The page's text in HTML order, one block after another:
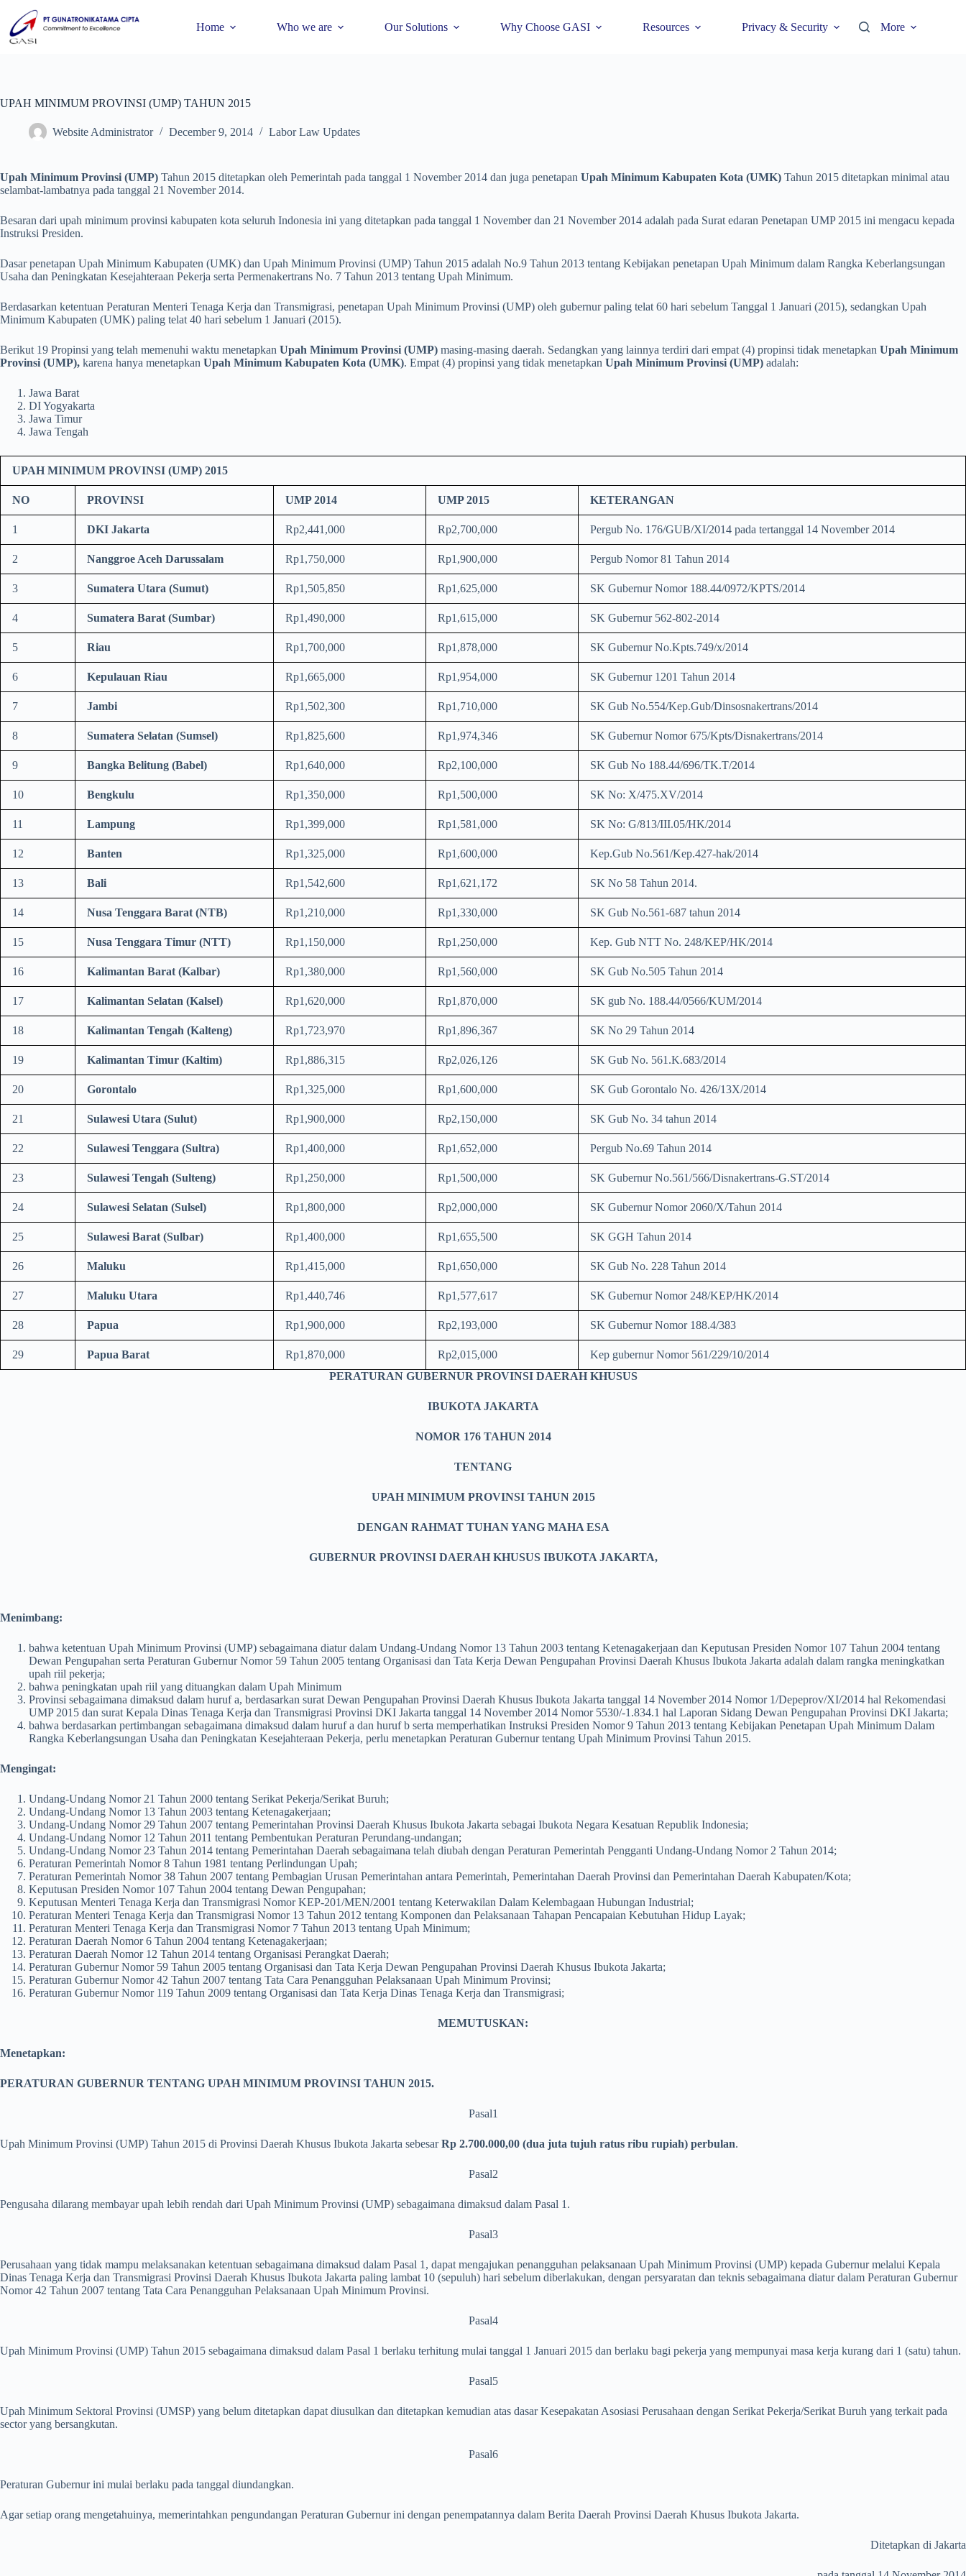
Home Who we are Our Solutions Why Choose GASI Resources Privacy & Security More
UPAH MINIMUM PROVINSI (UMP) TAHUN 2015
Website Administrator December 9, 2014 Labor Law Updates
Upah Minimum Provinsi (UMP) Tahun 2015 ditetapkan oleh Pemerintah pada tanggal 1 November 2014 dan juga penetapan Upah Minimum Kabupaten Kota (UMK) Tahun 2015 ditetapkan minimal atau
selambat-lambatnya pada tanggal 21 November 2014.
Besaran dari upah minimum provinsi kabupaten kota seluruh Indonesia ini yang ditetapkan pada tanggal 1 November dan 21 November 2014 adalah pada Surat edaran Penetapan UMP 2015 ini mengacu kepada
Instruksi Presiden.
Dasar penetapan Upah Minimum Kabupaten (UMK) dan Upah Minimum Provinsi (UMP) Tahun 2015 adalah No.9 Tahun 2013 tentang Kebijakan penetapan Upah Minimum dalam Rangka Keberlangsungan
Usaha dan Peningkatan Kesejahteraan Pekerja serta Permenakertrans No. 7 Tahun 2013 tentang Upah Minimum.
Berdasarkan ketentuan Peraturan Menteri Tenaga Kerja dan Transmigrasi, penetapan Upah Minimum Provinsi (UMP) oleh gubernur paling telat 60 hari sebelum Tanggal 1 Januari (2015), sedangkan Upah
Minimum Kabupaten (UMK) paling telat 40 hari sebelum 1 Januari (2015).
Berikut 19 Propinsi yang telah memenuhi waktu menetapkan Upah Minimum Provinsi (UMP) masing-masing daerah. Sedangkan yang lainnya terdiri dari empat (4) propinsi tidak menetapkan Upah Minimum
Provinsi (UMP), karena hanya menetapkan Upah Minimum Kabupaten Kota (UMK). Empat (4) propinsi yang tidak menetapkan Upah Minimum Provinsi (UMP) adalah:
Jawa Barat
DI Yogyakarta
Jawa Timur
Jawa Tengah
UPAH MINIMUM PROVINSI (UMP) 2015
NO PROVINSI UMP 2014 UMP 2015 KETERANGAN
1 DKI Jakarta Rp2,441,000 Rp2,700,000 Pergub No. 176/GUB/XI/2014 pada tertanggal 14 November 2014
2 Nanggroe Aceh Darussalam Rp1,750,000 Rp1,900,000 Pergub Nomor 81 Tahun 2014
3 Sumatera Utara (Sumut) Rp1,505,850 Rp1,625,000 SK Gubernur Nomor 188.44/0972/KPTS/2014
4 Sumatera Barat (Sumbar) Rp1,490,000 Rp1,615,000 SK Gubernur 562-802-2014
5 Riau Rp1,700,000 Rp1,878,000 SK Gubernur No.Kpts.749/x/2014
6 Kepulauan Riau Rp1,665,000 Rp1,954,000 SK Gubernur 1201 Tahun 2014
7 Jambi Rp1,502,300 Rp1,710,000 SK Gub No.554/Kep.Gub/Dinsosnakertrans/2014
8 Sumatera Selatan (Sumsel) Rp1,825,600 Rp1,974,346 SK Gubernur Nomor 675/Kpts/Disnakertrans/2014
9 Bangka Belitung (Babel) Rp1,640,000 Rp2,100,000 SK Gub No 188.44/696/TK.T/2014
10 Bengkulu Rp1,350,000 Rp1,500,000 SK No: X/475.XV/2014
11 Lampung Rp1,399,000 Rp1,581,000 SK No: G/813/III.05/HK/2014
12 Banten Rp1,325,000 Rp1,600,000 Kep.Gub No.561/Kep.427-hak/2014
13 Bali Rp1,542,600 Rp1,621,172 SK No 58 Tahun 2014.
14 Nusa Tenggara Barat (NTB) Rp1,210,000 Rp1,330,000 SK Gub No.561-687 tahun 2014
15 Nusa Tenggara Timur (NTT) Rp1,150,000 Rp1,250,000 Kep. Gub NTT No. 248/KEP/HK/2014
16 Kalimantan Barat (Kalbar) Rp1,380,000 Rp1,560,000 SK Gub No.505 Tahun 2014
17 Kalimantan Selatan (Kalsel) Rp1,620,000 Rp1,870,000 SK gub No. 188.44/0566/KUM/2014
18 Kalimantan Tengah (Kalteng) Rp1,723,970 Rp1,896,367 SK No 29 Tahun 2014
19 Kalimantan Timur (Kaltim) Rp1,886,315 Rp2,026,126 SK Gub No. 561.K.683/2014
20 Gorontalo Rp1,325,000 Rp1,600,000 SK Gub Gorontalo No. 426/13X/2014
21 Sulawesi Utara (Sulut) Rp1,900,000 Rp2,150,000 SK Gub No. 34 tahun 2014
22 Sulawesi Tenggara (Sultra) Rp1,400,000 Rp1,652,000 Pergub No.69 Tahun 2014
23 Sulawesi Tengah (Sulteng) Rp1,250,000 Rp1,500,000 SK Gubernur No.561/566/Disnakertrans-G.ST/2014
24 Sulawesi Selatan (Sulsel) Rp1,800,000 Rp2,000,000 SK Gubernur Nomor 2060/X/Tahun 2014
25 Sulawesi Barat (Sulbar) Rp1,400,000 Rp1,655,500 SK GGH Tahun 2014
26 Maluku Rp1,415,000 Rp1,650,000 SK Gub No. 228 Tahun 2014
27 Maluku Utara Rp1,440,746 Rp1,577,617 SK Gubernur Nomor 248/KEP/HK/2014
28 Papua Rp1,900,000 Rp2,193,000 SK Gubernur Nomor 188.4/383
29 Papua Barat Rp1,870,000 Rp2,015,000
Kep gubernur Nomor 561/229/10/2014
PERATURAN GUBERNUR PROVINSI DAERAH KHUSUS
IBUKOTA JAKARTA
NOMOR 176 TAHUN 2014
TENTANG
UPAH MINIMUM PROVINSI TAHUN 2015
DENGAN RAHMAT TUHAN YANG MAHA ESA
GUBERNUR PROVINSI DAERAH KHUSUS IBUKOTA JAKARTA,
Menimbang:
bahwa ketentuan Upah Minimum Provinsi (UMP) sebagaimana diatur dalam Undang-Undang Nomor 13 Tahun 2003 tentang Ketenagakerjaan dan Keputusan Presiden Nomor 107 Tahun 2004 tentang
Dewan Pengupahan serta Peraturan Gubernur Nomor 59 Tahun 2005 tentang Organisasi dan Tata Kerja Dewan Pengupahan Provinsi Daerah Khusus Ibukota Jakarta adalah dalam rangka meningkatkan
upah riil pekerja;
bahwa peningkatan upah riil yang dituangkan dalam Upah Minimum
Provinsi sebagaimana dimaksud dalam huruf a, berdasarkan surat Dewan Pengupahan Provinsi Daerah Khusus Ibukota Jakarta tanggal 14 November 2014 Nomor 1/Depeprov/XI/2014 hal Rekomendasi
UMP 2015 dan surat Kepala Dinas Tenaga Kerja dan Transmigrasi Provinsi DKI Jakarta tanggal 14 November 2014 Nomor 5530/-1.834.1 hal Laporan Sidang Dewan Pengupahan Provinsi DKI Jakarta;
bahwa berdasarkan pertimbangan sebagaimana dimaksud dalam huruf a dan huruf b serta memperhatikan Instruksi Presiden Nomor 9 Tahun 2013 tentang Kebijakan Penetapan Upah Minimum Dalam
Rangka Keberlangsungan Usaha dan Peningkatan Kesejahteraan Pekerja, perlu menetapkan Peraturan Gubernur tentang Upah Minimum Provinsi Tahun 2015.
Mengingat:
Undang-Undang Nomor 21 Tahun 2000 tentang Serikat Pekerja/Serikat Buruh;
Undang-Undang Nomor 13 Tahun 2003 tentang Ketenagakerjaan;
Undang-Undang Nomor 29 Tahun 2007 tentang Pemerintahan Provinsi Daerah Khusus Ibukota Jakarta sebagai Ibukota Negara Kesatuan Republik Indonesia;
Undang-Undang Nomor 12 Tahun 2011 tentang Pembentukan Peraturan Perundang-undangan;
Undang-Undang Nomor 23 Tahun 2014 tentang Pemerintahan Daerah sebagaimana telah diubah dengan Peraturan Pemerintah Pengganti Undang-Undang Nomor 2 Tahun 2014;
Peraturan Pemerintah Nomor 8 Tahun 1981 tentang Perlindungan Upah;
Peraturan Pemerintah Nomor 38 Tahun 2007 tentang Pembagian Urusan Pemerintahan antara Pemerintah, Pemerintahan Daerah Provinsi dan Pemerintahan Daerah Kabupaten/Kota;
Keputusan Presiden Nomor 107 Tahun 2004 tentang Dewan Pengupahan;
Keputusan Menteri Tenaga Kerja dan Transmigrasi Nomor KEP-201/MEN/2001 tentang Keterwakilan Dalam Kelembagaan Hubungan Industrial;
Peraturan Menteri Tenaga Kerja dan Transmigrasi Nomor 13 Tahun 2012 tentang Komponen dan Pelaksanaan Tahapan Pencapaian Kebutuhan Hidup Layak;
Peraturan Menteri Tenaga Kerja dan Transmigrasi Nomor 7 Tahun 2013 tentang Upah Minimum;
Peraturan Daerah Nomor 6 Tahun 2004 tentang Ketenagakerjaan;
Peraturan Daerah Nomor 12 Tahun 2014 tentang Organisasi Perangkat Daerah;
Peraturan Gubernur Nomor 59 Tahun 2005 tentang Organisasi dan Tata Kerja Dewan Pengupahan Provinsi Daerah Khusus Ibukota Jakarta;
Peraturan Gubernur Nomor 42 Tahun 2007 tentang Tata Cara Penangguhan Pelaksanaan Upah Minimum Provinsi;
Peraturan Gubernur Nomor 119 Tahun 2009 tentang Organisasi dan Tata Kerja Dinas Tenaga Kerja dan Transmigrasi;
MEMUTUSKAN:
Menetapkan:
PERATURAN GUBERNUR TENTANG UPAH MINIMUM PROVINSI TAHUN 2015.
Pasal1
Upah Minimum Provinsi (UMP) Tahun 2015 di Provinsi Daerah Khusus Ibukota Jakarta sebesarRp 2.700.000,00 (dua juta tujuh ratus ribu rupiah) perbulan.
Pasal2
Pengusaha dilarang membayar upah lebih rendah dari Upah Minimum Provinsi (UMP) sebagaimana dimaksud dalam Pasal 1.
Pasal3
Perusahaan yang tidak mampu melaksanakan ketentuan sebagaimana dimaksud dalam Pasal 1, dapat mengajukan penangguhan pelaksanaan Upah Minimum Provinsi (UMP) kepada Gubernur melalui Kepala
Dinas Tenaga Kerja dan Transmigrasi Provinsi Daerah Khusus Ibukota Jakarta paling lambat 10 (sepuluh) hari sebelum diberlakukan, dengan persyaratan dan teknis sebagaimana diatur dalam Peraturan Gubernur
Nomor 42 Tahun 2007 tentang Tata Cara Penangguhan Pelaksanaan Upah Minimum Provinsi.
Pasal4
Upah Minimum Provinsi (UMP) Tahun 2015 sebagaimana dimaksud dalam Pasal 1 berlaku terhitung mulai tanggal 1 Januari 2015 dan berlaku bagi pekerja yang mempunyai masa kerja kurang dari 1 (satu) tahun.
Pasal5
Upah Minimum Sektoral Provinsi (UMSP) yang belum ditetapkan dapat diusulkan dan ditetapkan kemudian atas dasar Kesepakatan Asosiasi Perusahaan dengan Serikat Pekerja/Serikat Buruh yang terkait pada
sector yang bersangkutan.
Pasal6
Peraturan Gubernur ini mulai berlaku pada tanggal diundangkan.
Agar setiap orang mengetahuinya, memerintahkan pengundangan Peraturan Gubernur ini dengan penempatannya dalam Berita Daerah Provinsi Daerah Khusus Ibukota Jakarta.
Ditetapkan di Jakarta